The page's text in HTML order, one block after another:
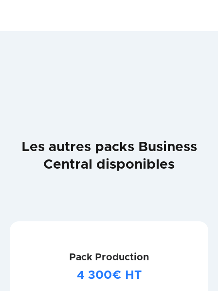
Les autres packs Business
Central disponibles
Pack Production
4 300€ HT